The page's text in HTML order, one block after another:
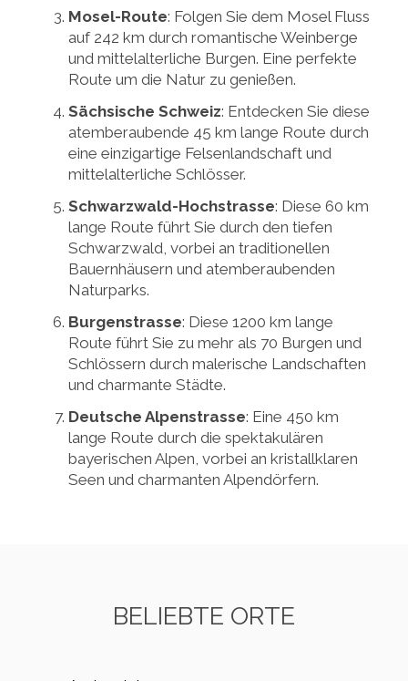
Mosel-Route: Folgen Sie dem Mosel Fluss
auf 242 km durch romantische Weinberge
und mittelalterliche Burgen. Eine perfekte
Route um die Natur zu genießen.
Sächsische Schweiz: Entdecken Sie diese
atemberaubende 45 km lange Route durch
eine einzigartige Felsenlandschaft und
mittelalterliche Schlösser.
Schwarzwald-Hochstrasse: Diese 60 km
lange Route führt Sie durch den tiefen
Schwarzwald, vorbei an traditionellen
Bauernhäusern und atemberaubenden
Naturparks.
Burgenstrasse: Diese 1200 km lange
Route führt Sie zu mehr als 70 Burgen und
Schlössern durch malerische Landschaften
und charmante Städte.
Deutsche Alpenstrasse: Eine 450 km
lange Route durch die spektakulären
bayerischen Alpen, vorbei an kristallklaren
Seen und charmanten Alpendörfern.
BELIEBTE ORTE